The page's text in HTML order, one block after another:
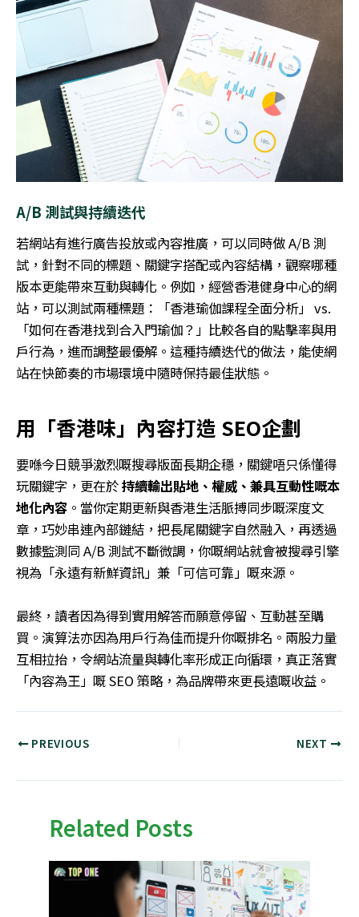
A/B 測試與持續迭代
若網站有進行廣告投放或內容推廣，可以同時做A/B測
試，針對不同的標題、關鍵字搭配或內容結構，觀察哪種
版本更能帶來互動與轉化。例如，經營香港健身中心的網
站，可以測試兩種標題：「香港瑜伽課程全面分析」 vs.
「如何在香港找到合入門瑜伽？」比較各自的點擊率與用
戶行為，進而調整最優解。這種持續迭代的做法，能使網
站在快節奏的市場環境中隨時保持最佳狀態。
用「香港味」內容打造 SEO企劃
要喺今日競爭激烈嘅搜尋版面長期企穩，關鍵唔只係懂得
玩關鍵字，更在於持續輸出貼地、權威、兼具互動性嘅本
地化內容 。當你定期更新與香港生活脈搏同步嘅深度文
章，巧妙串連內部鏈結，把長尾關鍵字自然融入，再透過
數據監測同 A/B測試不斷微調，你嘅網站就會被搜尋引擎
視為「永遠有新鮮資訊」兼「可信可靠」嘅來源。
最終，讀者因為得到實用解答而願意停留、互動甚至購
買。演算法亦因為用戶行為佳而提升你嘅排名。兩股力量
互相拉抬，令網站流量與轉化率形成正向循環，真正落實
「內容為王」嘅SEO 策略，為品牌帶來更長遠嘅收益。
PREVIOUS NEXT
Related Posts